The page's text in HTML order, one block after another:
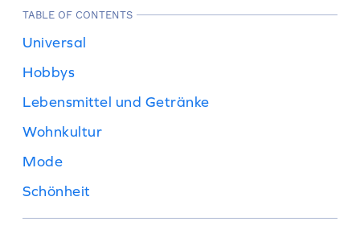
TABLE OF CONTENTS
Universal
Hobbys
Lebensmittel und Getränke
Wohnkultur
Mode
Schönheit